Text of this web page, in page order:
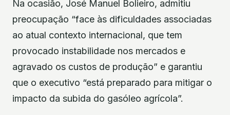
Na ocasião, José Manuel Bolieiro, admitiu
preocupação “face às dificuldades associadas
ao atual contexto internacional, que tem
provocado instabilidade nos mercados e
agravado os custos de produção” e garantiu
que o executivo “está preparado para mitigar o
impacto da subida do gasóleo agrícola”.